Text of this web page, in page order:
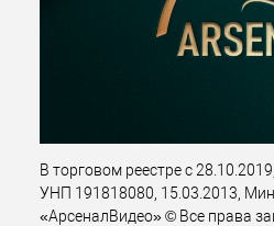
В торговом реестре с
УНП 191818080, 15.03.2013,
«АрсеналВидео» © Все права